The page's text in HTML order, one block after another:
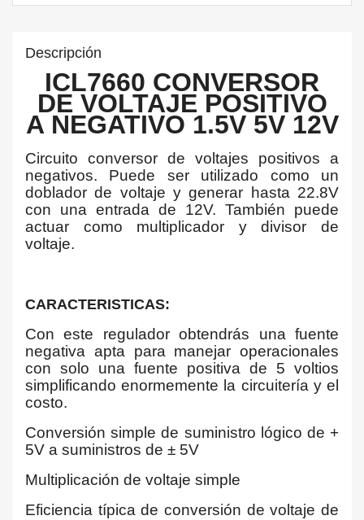
Descripción
ICL7660 CONVERSOR
DE VOLTAJE POSITIVO
A NEGATIVO 1.5V 5V 12V
Circuito conversor de voltajes positivos a
negativos. Puede ser utilizado como un
doblador de voltaje y generar hasta 22.8V
con una entrada de 12V. También puede
actuar como multiplicador y divisor de
voltaje.
CARACTERISTICAS:
Con este regulador obtendrás una fuente
negativa apta para manejar operacionales
con solo una fuente positiva de 5 voltios
simplificando enormemente la circuitería y el
costo.
Conversión simple de suministro lógico de +
5V a suministros de ± 5V
Multiplicación de voltaje simple
Eficiencia típica de conversión de voltaje de